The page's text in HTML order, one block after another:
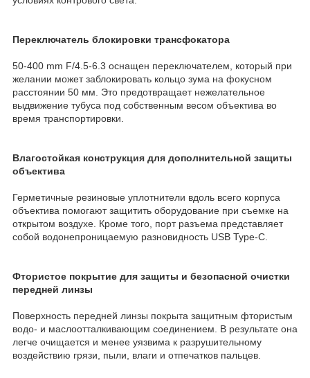
Переключатель блокировки трансфокатора
50-400 mm F/4.5-6.3 оснащен переключателем, который при
желании может заблокировать кольцо зума на фокусном
расстоянии 50 мм. Это предотвращает нежелательное
выдвижение тубуса под собственным весом объектива во
время транспортировки.
Влагостойкая конструкция для дополнительной защиты
объектива
Герметичные резиновые уплотнители вдоль всего корпуса
объектива помогают защитить оборудование при съемке на
открытом воздухе. Кроме того, порт разъема представляет
собой водонепроницаемую разновидность USB Type-C.
Фтористое покрытие для защиты и безопасной очистки
передней линзы
Поверхность передней линзы покрыта защитным фтористым
водо- и маслоотталкивающим соединением. В результате она
легче очищается и менее уязвима к разрушительному
воздействию грязи, пыли, влаги и отпечатков пальцев.